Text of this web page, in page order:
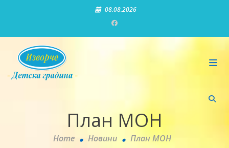
08.08.2026
Детска градина "Изворче"
План МОН
Home Новини План МОН